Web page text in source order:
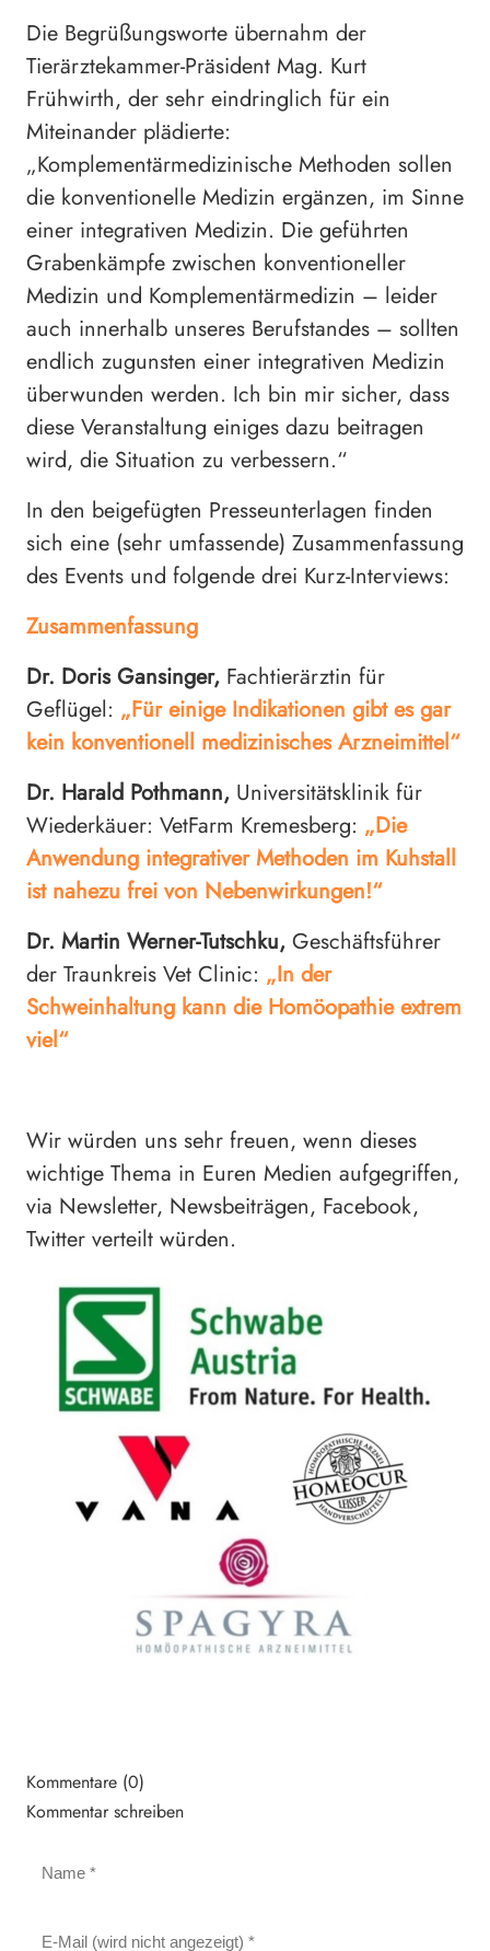
Die Begrüßungsworte übernahm der
Tierärztekammer-Präsident Mag. Kurt
Frühwirth, der sehr eindringlich für ein
Miteinander plädierte:
„Komplementärmedizinische Methoden sollen
die konventionelle Medizin ergänzen, im Sinne
einer integrativen Medizin. Die geführten
Grabenkämpfe zwischen konventioneller
Medizin und Komplementärmedizin – leider
auch innerhalb unseres Berufstandes – sollten
endlich zugunsten einer integrativen Medizin
überwunden werden. Ich bin mir sicher, dass
diese Veranstaltung einiges dazu beitragen
wird, die Situation zu verbessern.“
In den beigefügten Presseunterlagen finden
sich eine (sehr umfassende) Zusammenfassung
des Events und folgende drei Kurz-Interviews:
Zusammenfassung
Dr. Doris Gansinger, Fachtierärztin für
Geflügel: „Für einige Indikationen gibt es gar
kein konventionell medizinisches Arzneimittel“
Dr. Harald Pothmann, Universitätsklinik für
Wiederkäuer: VetFarm Kremesberg: „Die
Anwendung integrativer Methoden im Kuhstall
ist nahezu frei von Nebenwirkungen!“
Dr. Martin Werner-Tutschku, Geschäftsführer
der Traunkreis Vet Clinic: „In der
Schweinhaltung kann die Homöopathie extrem
viel“
Wir würden uns sehr freuen, wenn dieses
wichtige Thema in Euren Medien aufgegriffen,
via Newsletter, Newsbeiträgen, Facebook,
Twitter verteilt würden.
Kommentare (0)
Kommentar schreiben